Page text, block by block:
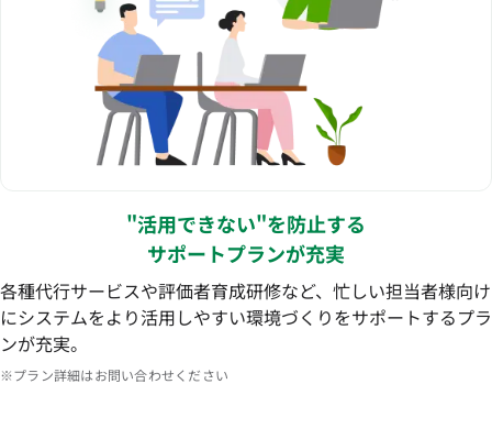
"活用できない"を防止する
サポートプランが充実
各種代行サービスや評価者育成研修など、忙しい担当者様向け
にシステムをより活用しやすい環境づくりをサポートするプラ
ンが充実。
※プラン詳細はお問い合わせください